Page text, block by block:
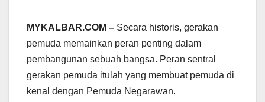
MYKALBAR.COM – Secara historis, gerakan
pemuda memainkan peran penting dalam
pembangunan sebuah bangsa. Peran sentral
gerakan pemuda itulah yang membuat pemuda di
kenal dengan Pemuda Negarawan.